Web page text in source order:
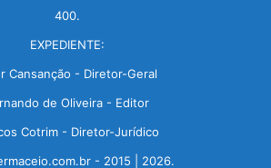
400.
EXPEDIENTE:
Cansanção - Diretor-Geral
de Oliveira - Editor
Cotrim - Diretor-Jurídico
- 2015 | 2026.